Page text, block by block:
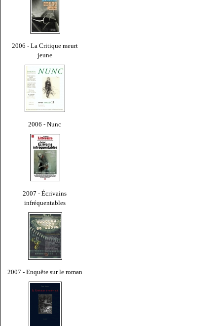
2006 - La Critique meurt
jeune
2006 - Nunc
2007 - Écrivains
infréquentables
2007 - Enquête sur le roman